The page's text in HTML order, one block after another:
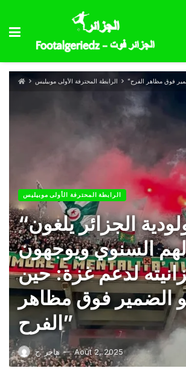
الرابطة المحترفة الأولى موبيليس
الرابطة المحترفة الأولى موبيليس
“أنصار مولودية الجزائر يلغون
السنوي ويوجهون
لدعم غزة: حين
الضمير فوق مظاهر
الفرح”
هاجر .ح — Août 2, 2025